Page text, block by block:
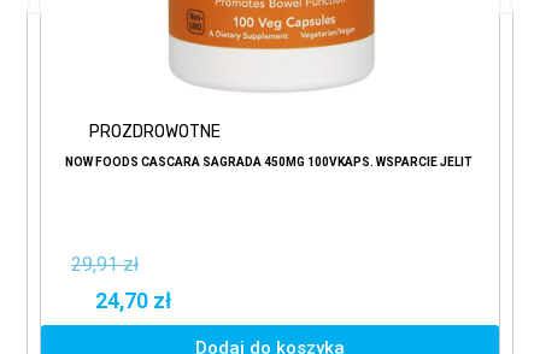
PROZDROWOTNE
NOW FOODS CASCARA SAGRADA 450MG 100VKAPS. WSPARCIE JELIT
29,91 zł
24,70 zł
Dodaj do koszyka